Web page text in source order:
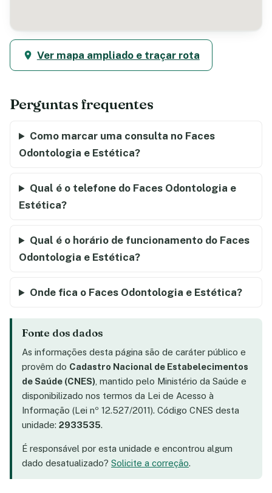
Ver mapa ampliado e traçar rota
Perguntas frequentes
Como marcar uma consulta no Faces
Odontologia e Estética?
Qual é o telefone do Faces Odontologia e
Estética?
Qual é o horário de funcionamento do Faces
Odontologia e Estética?
Onde fica o Faces Odontologia e Estética?
Fonte dos dados
As informações desta página são de caráter público e
provêm do Cadastro Nacional de Estabelecimentos
de Saúde (CNES) , mantido pelo Ministério da Saúde e
disponibilizado nos termos da Lei de Acesso à
Informação (Lei nº 12.527/2011). Código CNES desta
unidade: 2933535.
É responsável por esta unidade e encontrou algum
dado desatualizado? Solicite a correção.